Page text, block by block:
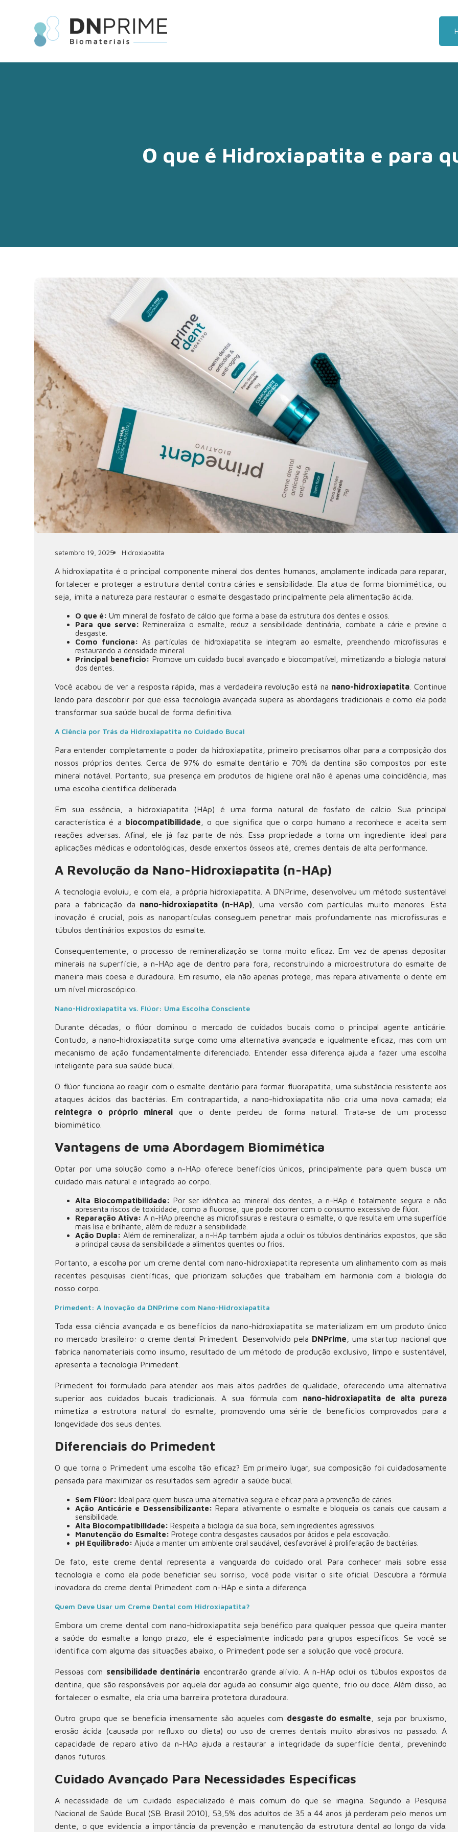
O que é Hidroxiapatita e para
setembro 19, 2025 Hidroxiapatita
A hidroxiapatita é o principal componente mineral dos dentes humanos, amplamente indicada para reparar,
fortalecer e proteger a estrutura dental contra cáries e sensibilidade. Ela atua de forma biomimética, ou
seja, imita a natureza para restaurar o esmalte desgastado principalmente pela alimentação ácida.
O que é: Um mineral de fosfato de cálcio que forma a base da estrutura dos dentes e ossos.
Para que serve: Remineraliza o esmalte, reduz a sensibilidade dentinária, combate a cárie e previne o
desgaste.
Como funciona: As partículas de hidroxiapatita se integram ao esmalte, preenchendo microfissuras e
restaurando a densidade mineral.
Principal benefício: Promove um cuidado bucal avançado e biocompatível, mimetizando a biologia natural
dos dentes.
Você acabou de ver a resposta rápida, mas a verdadeira revolução está na nano-hidroxiapatita . Continue
lendo para descobrir por que essa tecnologia avançada supera as abordagens tradicionais e como ela pode
transformar sua saúde bucal de forma definitiva.
A Ciência por Trás da Hidroxiapatita no Cuidado Bucal
Para entender completamente o poder da hidroxiapatita, primeiro precisamos olhar para a composição dos
nossos próprios dentes. Cerca de 97% do esmalte dentário e 70% da dentina são compostos por este
mineral notável. Portanto, sua presença em produtos de higiene oral não é apenas uma coincidência, mas
uma escolha científica deliberada.
Em sua essência, a hidroxiapatita (HAp) é uma forma natural de fosfato de cálcio. Sua principal
característica é a biocompatibilidade , o que significa que o corpo humano a reconhece e aceita sem
reações adversas. Afinal, ele já faz parte de nós. Essa propriedade a torna um ingrediente ideal para
aplicações médicas e odontológicas, desde enxertos ósseos até, cremes dentais de alta performance.
A Revolução da Nano-Hidroxiapatita (n-HAp)
A tecnologia evoluiu, e com ela, a própria hidroxiapatita. A DNPrime, desenvolveu um método sustentável
para a fabricação da nano-hidroxiapatita (n-HAp) , uma versão com partículas muito menores. Esta
inovação é crucial, pois as nanopartículas conseguem penetrar mais profundamente nas microfissuras e
túbulos dentinários expostos do esmalte.
Consequentemente, o processo de remineralização se torna muito eficaz. Em vez de apenas depositar
minerais na superfície, a n-HAp age de dentro para fora, reconstruindo a microestrutura do esmalte de
maneira mais coesa e duradoura. Em resumo, ela não apenas protege, mas repara ativamente o dente em
um nível microscópico.
Nano-Hidroxiapatita vs. Flúor: Uma Escolha Consciente
Durante décadas, o flúor dominou o mercado de cuidados bucais como o principal agente anticárie.
Contudo, a nano-hidroxiapatita surge como uma alternativa avançada e igualmente eficaz, mas com um
mecanismo de ação fundamentalmente diferenciado. Entender essa diferença ajuda a fazer uma escolha
inteligente para sua saúde bucal.
O flúor funciona ao reagir com o esmalte dentário para formar fluorapatita, uma substância resistente aos
ataques ácidos das bactérias. Em contrapartida, a nano-hidroxiapatita não cria uma nova camada; ela
reintegra o próprio mineralque o dente perdeu de forma natural. Trata-se de um processo
biomimético.
Vantagens de uma Abordagem Biomimética
Optar por uma solução como a n-HAp oferece benefícios únicos, principalmente para quem busca um
cuidado mais natural e integrado ao corpo.
Alta Biocompatibilidade: Por ser idêntica ao mineral dos dentes, a n-HAp é totalmente segura e não
apresenta riscos de toxicidade, como a fluorose, que pode ocorrer com o consumo excessivo de flúor.
Reparação Ativa: A n-HAp preenche as microfissuras e restaura o esmalte, o que resulta em uma superfície
mais lisa e brilhante, além de reduzir a sensibilidade.
Ação Dupla: Além de remineralizar, a n-HAp também ajuda a ocluir os túbulos dentinários expostos, que são
a principal causa da sensibilidade a alimentos quentes ou frios.
Portanto, a escolha por um creme dental com nano-hidroxiapatita representa um alinhamento com as mais
recentes pesquisas científicas, que priorizam soluções que trabalham em harmonia com a biologia do
nosso corpo.
Primedent: A Inovação da DNPrime com Nano-Hidroxiapatita
Toda essa ciência avançada e os benefícios da nano-hidroxiapatita se materializam em um produto único
no mercado brasileiro: o creme dental Primedent. Desenvolvido pela DNPrime , uma startup nacional que
fabrica nanomateriais como insumo, resultado de um método de produção exclusivo, limpo e sustentável,
apresenta a tecnologia Primedent.
Primedent foi formulado para atender aos mais altos padrões de qualidade, oferecendo uma alternativa
superior aos cuidados bucais tradicionais. A sua fórmula com nano-hidroxiapatita de alta pureza
mimetiza a estrutura natural do esmalte, promovendo uma série de benefícios comprovados para a
longevidade dos seus dentes.
Diferenciais do Primedent
O que torna o Primedent uma escolha tão eficaz? Em primeiro lugar, sua composição foi cuidadosamente
pensada para maximizar os resultados sem agredir a saúde bucal.
Sem Flúor: Ideal para quem busca uma alternativa segura e eficaz para a prevenção de cáries.
Ação Anticárie e Dessensibilizante: Repara ativamente o esmalte e bloqueia os canais que causam a
sensibilidade.
Alta Biocompatibilidade: Respeita a biologia da sua boca, sem ingredientes agressivos.
Manutenção do Esmalte: Protege contra desgastes causados por ácidos e pela escovação.
pH Equilibrado: Ajuda a manter um ambiente oral saudável, desfavorável à proliferação de bactérias.
De fato, este creme dental representa a vanguarda do cuidado oral. Para conhecer mais sobre essa
tecnologia e como ela pode beneficiar seu sorriso, você pode visitar o site oficial. Descubra a fórmula
inovadora docreme dental Primedent com n-HAp e sinta a diferença.
Quem Deve Usar um Creme Dental com Hidroxiapatita?
Embora um creme dental com nano-hidroxiapatita seja benéfico para qualquer pessoa que queira manter
a saúde do esmalte a longo prazo, ele é especialmente indicado para grupos específicos. Se você se
identifica com alguma das situações abaixo, o Primedent pode ser a solução que você procura.
Pessoas com sensibilidade dentinária encontrarão grande alívio. A n-HAp oclui os túbulos expostos da
dentina, que são responsáveis por aquela dor aguda ao consumir algo quente, frio ou doce. Além disso, ao
fortalecer o esmalte, ela cria uma barreira protetora duradoura.
Outro grupo que se beneficia imensamente são aqueles com desgaste do esmalte , seja por bruxismo,
erosão ácida (causada por refluxo ou dieta) ou uso de cremes dentais muito abrasivos no passado. A
capacidade de reparo ativo da n-HAp ajuda a restaurar a integridade da superfície dental, prevenindo
danos futuros.
Cuidado Avançado Para Necessidades Específicas
A necessidade de um cuidado especializado é mais comum do que se imagina. Segundo a Pesquisa
Nacional de Saúde Bucal (SB Brasil 2010), 53,5% dos adultos de 35 a 44 anos já perderam pelo menos um
dente, o que evidencia a importância da prevenção e manutenção da estrutura dental ao longo da vida.